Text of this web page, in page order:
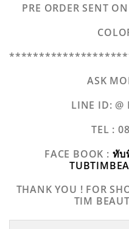
PRE ORDER SENT
ASK
LINE ID: @
TEL :
FACE BOOK : ทับ
THANK YOU ! FOR
TIM